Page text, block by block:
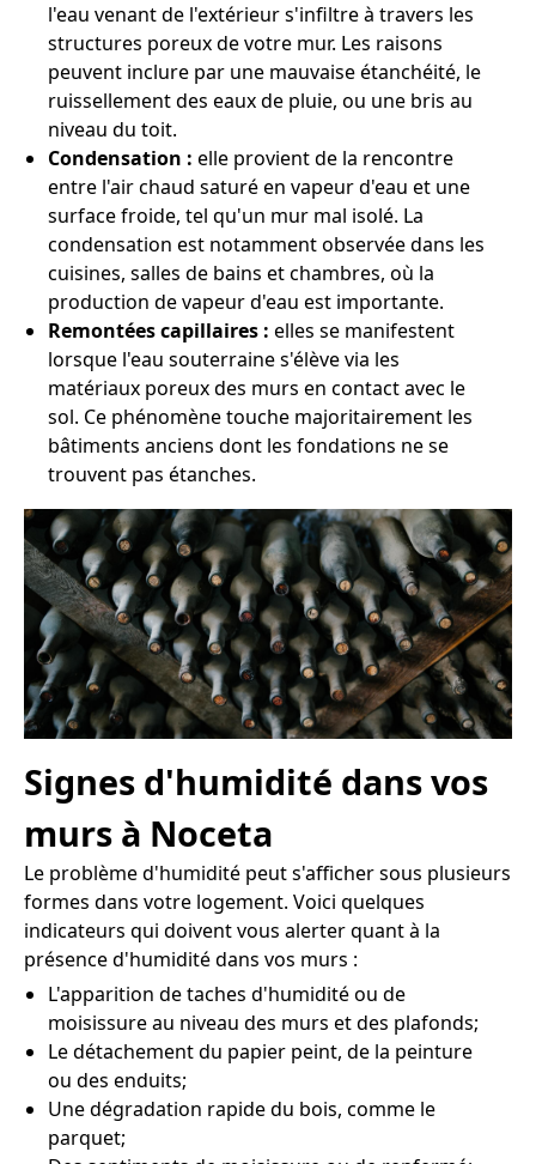
l'eau venant de l'extérieur s'infiltre à travers les
structures poreux de votre mur. Les raisons
peuvent inclure par une mauvaise étanchéité, le
ruissellement des eaux de pluie, ou une bris au
niveau du toit.
Condensation : elle provient de la rencontre
entre l'air chaud saturé en vapeur d'eau et une
surface froide, tel qu'un mur mal isolé. La
condensation est notamment observée dans les
cuisines, salles de bains et chambres, où la
production de vapeur d'eau est importante.
Remontées capillaires : elles se manifestent
lorsque l'eau souterraine s'élève via les
matériaux poreux des murs en contact avec le
sol. Ce phénomène touche majoritairement les
bâtiments anciens dont les fondations ne se
trouvent pas étanches.
Signes d'humidité dans vos
murs à Noceta
Le problème d'humidité peut s'afficher sous plusieurs
formes dans votre logement. Voici quelques
indicateurs qui doivent vous alerter quant à la
présence d'humidité dans vos murs :
L'apparition de taches d'humidité ou de
moisissure au niveau des murs et des plafonds;
Le détachement du papier peint, de la peinture
ou des enduits;
Une dégradation rapide du bois, comme le
parquet;